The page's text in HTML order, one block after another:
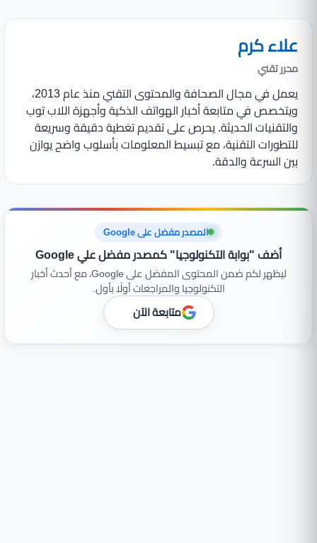
علاء كرم
محرر تقني
يعمل في مجال الصحافة والمحتوى التقني منذ عام 2013،
ويتخصص في متابعة أخبار الهواتف الذكية وأجهزة اللاب توب
والتقنيات الحديثة. يحرص على تقديم تغطية دقيقة وسريعة
للتطورات التقنية، مع تبسيط المعلومات بأسلوب واضح يوازن
بين السرعة والدقة.
المصدر مفضل على Google
أضف "بوابة التكنولوجيا" كمصدر مفضل علي Google
ليظهر لكم ضمن المحتوى المفضل على Google، مع أحدث أخبار
التكنولوجيا والمراجعات أولًا بأول.
متابعة الآن